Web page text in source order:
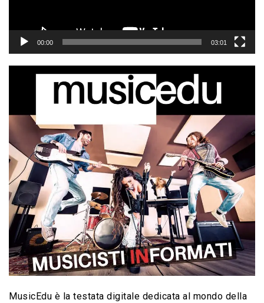
00:00 03:01
MusicEdu è la testata digitale dedicata al mondo della